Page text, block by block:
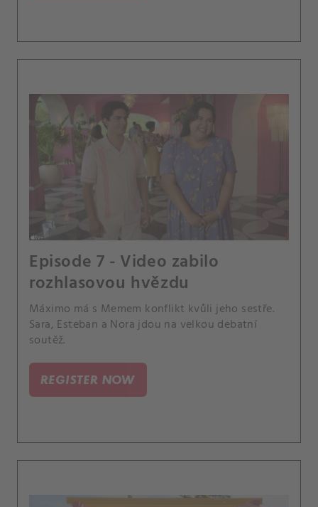
Episode 7 - Video zabilo
rozhlasovou hvězdu
Máximo má s Memem konflikt kvůli jeho sestře.
Sara, Esteban a Nora jdou na velkou debatní
soutěž.
REGISTER NOW